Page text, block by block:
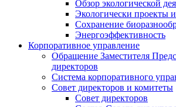
Обзор экологической
Экологически проекты и
Сохранение
Энергоэффективность
Корпоративное управление
Обращение Заместителя
директоров
Система корпоративного
Совет директоров и комитеты
Совет директоров